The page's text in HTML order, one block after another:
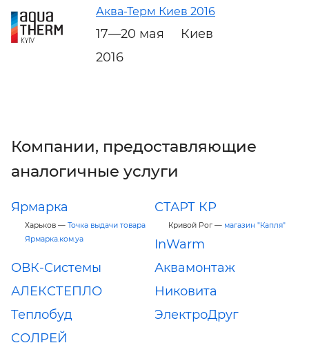
Аква-Терм Киев 2016
17—20 мая
2016
Киев
Компании, предоставляющие
аналогичные услуги
Ярмарка
Харьков — Точка выдачи товара
Ярмарка.ком.уа
СТАРТ КР
Кривой Рог — магазин "Капля"
InWarm
ОВК-Системы
Аквамонтаж
АЛЕКСТЕПЛО
Никовита
Теплобуд
ЭлектроДруг
CОЛРЕЙ